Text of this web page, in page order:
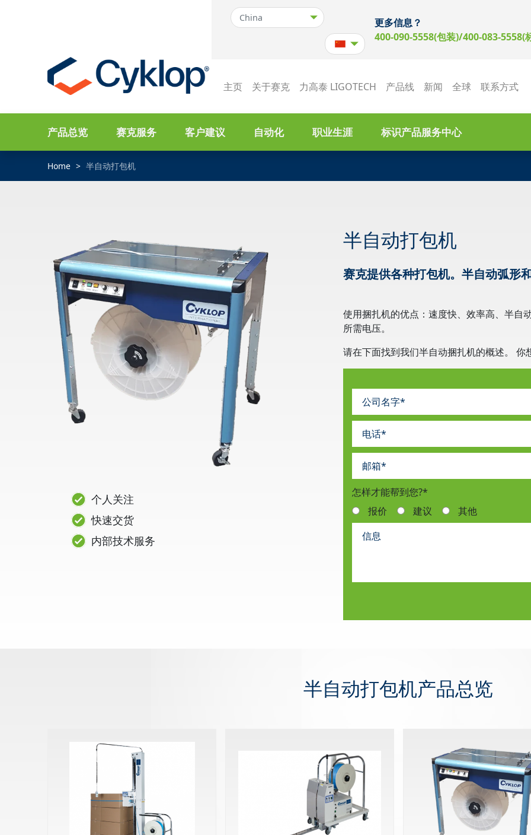
主页 关于赛克 力高泰 LIGOTECH 产品线 新闻 全球 联系方式
更多信息？
400-090-5558(包装)/400-083-5558(
产品总览 赛克服务 客户建议 自动化 职业生涯 标识产品服务中心
Home 半自动打包机
个人关注
快速交货
内部技术服务
半自动打包机
赛克提供各种打包机。半自动弧形
使用捆扎机的优点：速度快、效率高、半自
所需电压。
请在下面找到我们半自动捆扎机的概述。
你
怎样才能帮到您?*
报价
建议 其他
半自动打包机产品总览